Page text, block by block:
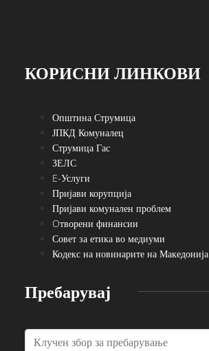
КОРИСНИ ЛИНКОВИ
Општина Струмица
ЈПКД Комуналец
Струмица Гас
ЗЕЛС
E-Услуги
Пријави корупција
Пријави комунален проблем
Oтворени финансии
Совет за етика во медиуми
Кодекс на новинарите на Македонија
Пребарувај